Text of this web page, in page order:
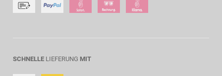
SCHNELLE LIEFERUNG MIT